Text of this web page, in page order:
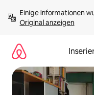
Inhalten
springenOriginal anzeigen